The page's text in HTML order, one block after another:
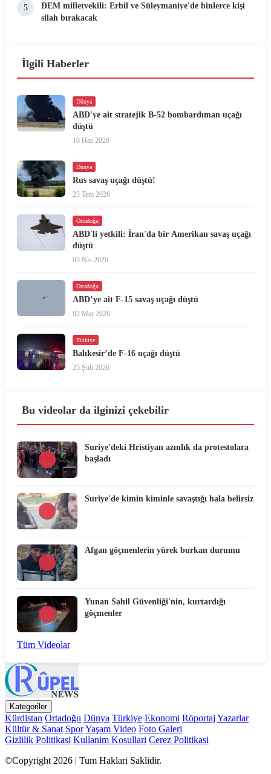
5
DEM milletvekili: Erbil ve Süleymaniye'de binlerce kişi
silah bırakacak
İlgili Haberler
Dünya
ABD'ye ait stratejik B-52 bombardıman uçağı
düştü
16 Haz 2026
Dünya
Rus savaş uçağı düştü!
23 Tem 2026
Ortadoğu
ABD'li yetkili: İran'da bir Amerikan savaş uçağı
düştü
03 Nis 2026
Ortadoğu
ABD’ye ait F-15 savaş uçağı düştü
02 Mar 2026
Türkiye
Balıkesir’de F-16 uçağı düştü
25 Şub 2026
Bu videolar da ilginizi çekebilir
Suriye'deki Hristiyan azınlık da protestolara
başladı
Suriye'de kimin kiminle savaştığı hala belirsiz
Afgan göçmenlerin yürek burkan durumu
Yunan Sahil Güvenliği'nin, kurtardığı
göçmenler
Tüm Videolar
Kategoriler
Kürdistan Ortadoğu Dünya Türkiye Ekonomi Röportaj Yazarlar
Kültür & Sanat SporYaşam Video Foto Galeri
Gizlilik Politikasi Kullanim Kosullari Cerez Politikasi
©Copyright 2026 | Tum Haklari Saklidir.